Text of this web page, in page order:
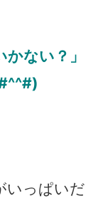
ない？」
いっぱいだ